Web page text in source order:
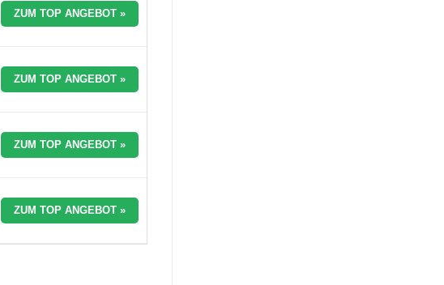
ZUM TOP ANGEBOT »
ZUM TOP ANGEBOT »
ZUM TOP ANGEBOT »
ZUM TOP ANGEBOT »